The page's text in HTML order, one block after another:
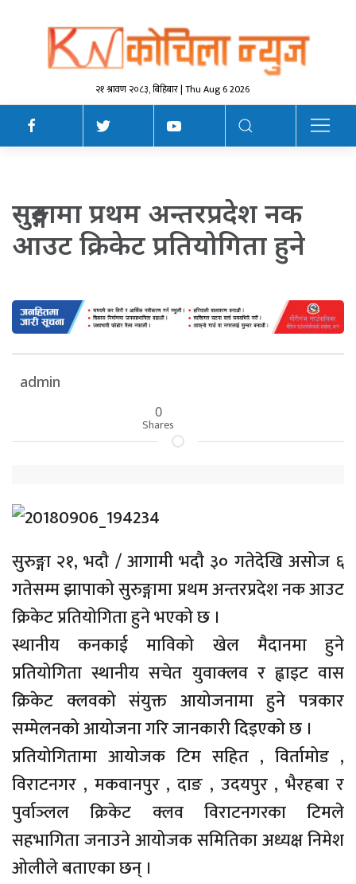
२१ श्रावण २०८३, बिहिबार | Thu Aug 6 2026
सुरुङ्गामा प्रथम अन्तरप्रदेश नक
आउट क्रिकेट प्रतियोगिता हुने
admin
0
Shares
सुरुङ्गा २१, भदाै / आगामी भदौ ३० गतेदेखि असोज ६
गतेसम्म झापाको सुरुङ्गामा प्रथम अन्तरप्रदेश नक आउट
क्रिकेट प्रतियोगिता हुने भएको छ ।
स्थानीय कनकाई माविको खेल मैदानमा हुने
प्रतियोगिता स्थानीय सचेत युवाक्लव र ह्वाइट वास
क्रिकेट क्लवको संयुक्त आयोजनामा हुने पत्रकार
सम्मेलनको आयोजना गरि जानकारी दिइएको छ ।
प्रतियोगितामा आयोजक टिम सहित , विर्तामोड ,
विराटनगर , मकवानपुर , दाङ , उदयपुर , भैरहबा र
पुर्वाञ्लल क्रिकेट क्लव विराटनगरका टिमले
सहभागिता जनाउने आयोजक समितिका अध्यक्ष निमेश
ओलीले बताएका छन् ।